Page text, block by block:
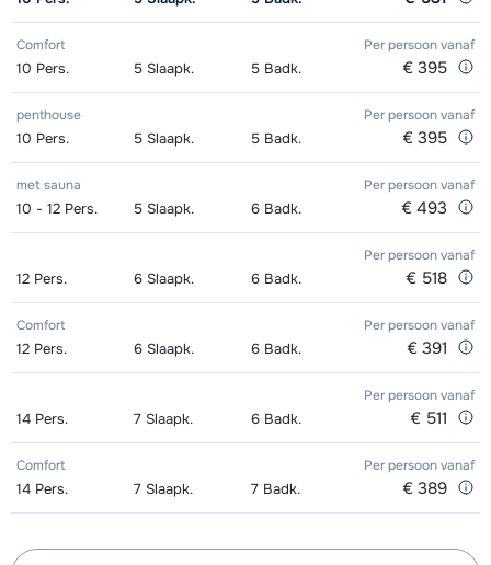
Goud (Sensation) Ski's + Schoenen
+ Stokken (8 dagen)
afhankelijk
van week
Goud (Sensation) Ski's + Stokken (8
dagen)
afhankelijk
van week
Goud (Sensation) Schoenen (8
dagen)
afhankelijk
van week
Stokken (8 dagen)
van week
Zilver (Evolution) Ski's + Stokken (8
dagen)
afhankelijk
van week
afhankelijk
dagen)
van week
Toekomst (Espoir) Ski's + Schoenen
+ Stokken (8 dagen)
afhankelijk
van week
dagen)
van week
dagen)
afhankelijk
van week
Mini Kid Ski's + Stokken + Schoenen
afhankelijk
Mini Kid Ski's + Stokken (8 dagen)
afhankelijk
van week
Mini Kid Schoenen (8 dagen)
afhankelijk
van week
Zilver (Evolution) Snowboard (8
dagen)
afhankelijk
van week
Zilver (Evolution) Boots (8 dagen)
afhankelijk
van week
Comfort Per persoonvanaf
10 Pers. 5 Slaapk. 5 Badk. € 395
penthouse Per persoonvanaf
10 Pers. 5 Slaapk. 5 Badk. € 395
met sauna Per persoonvanaf
10 - 12 Pers. 5 Slaapk. 6 Badk. € 493
Per persoonvanaf
12 Pers. 6 Slaapk. 6 Badk. € 518
Comfort Per persoonvanaf
12 Pers. 6 Slaapk. 6 Badk. € 391
Per persoonvanaf
14 Pers. 7 Slaapk. 6 Badk. € 511
Comfort Per persoonvanaf
14 Pers. 7 Slaapk. 7 Badk. € 389